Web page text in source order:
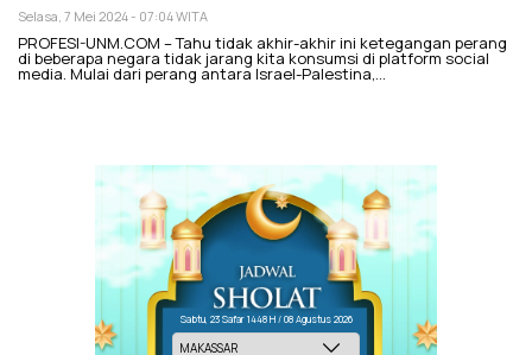
Selasa, 7 Mei 2024 - 07:04 WITA
PROFESI-UNM.COM – Tahu tidak akhir-akhir ini ketegangan perang
di beberapa negara tidak jarang kita konsumsi di platform social
media. Mulai dari perang antara Israel-Palestina,…
Sabtu, 23 Safar 1448 H / 08 Agustus 2026